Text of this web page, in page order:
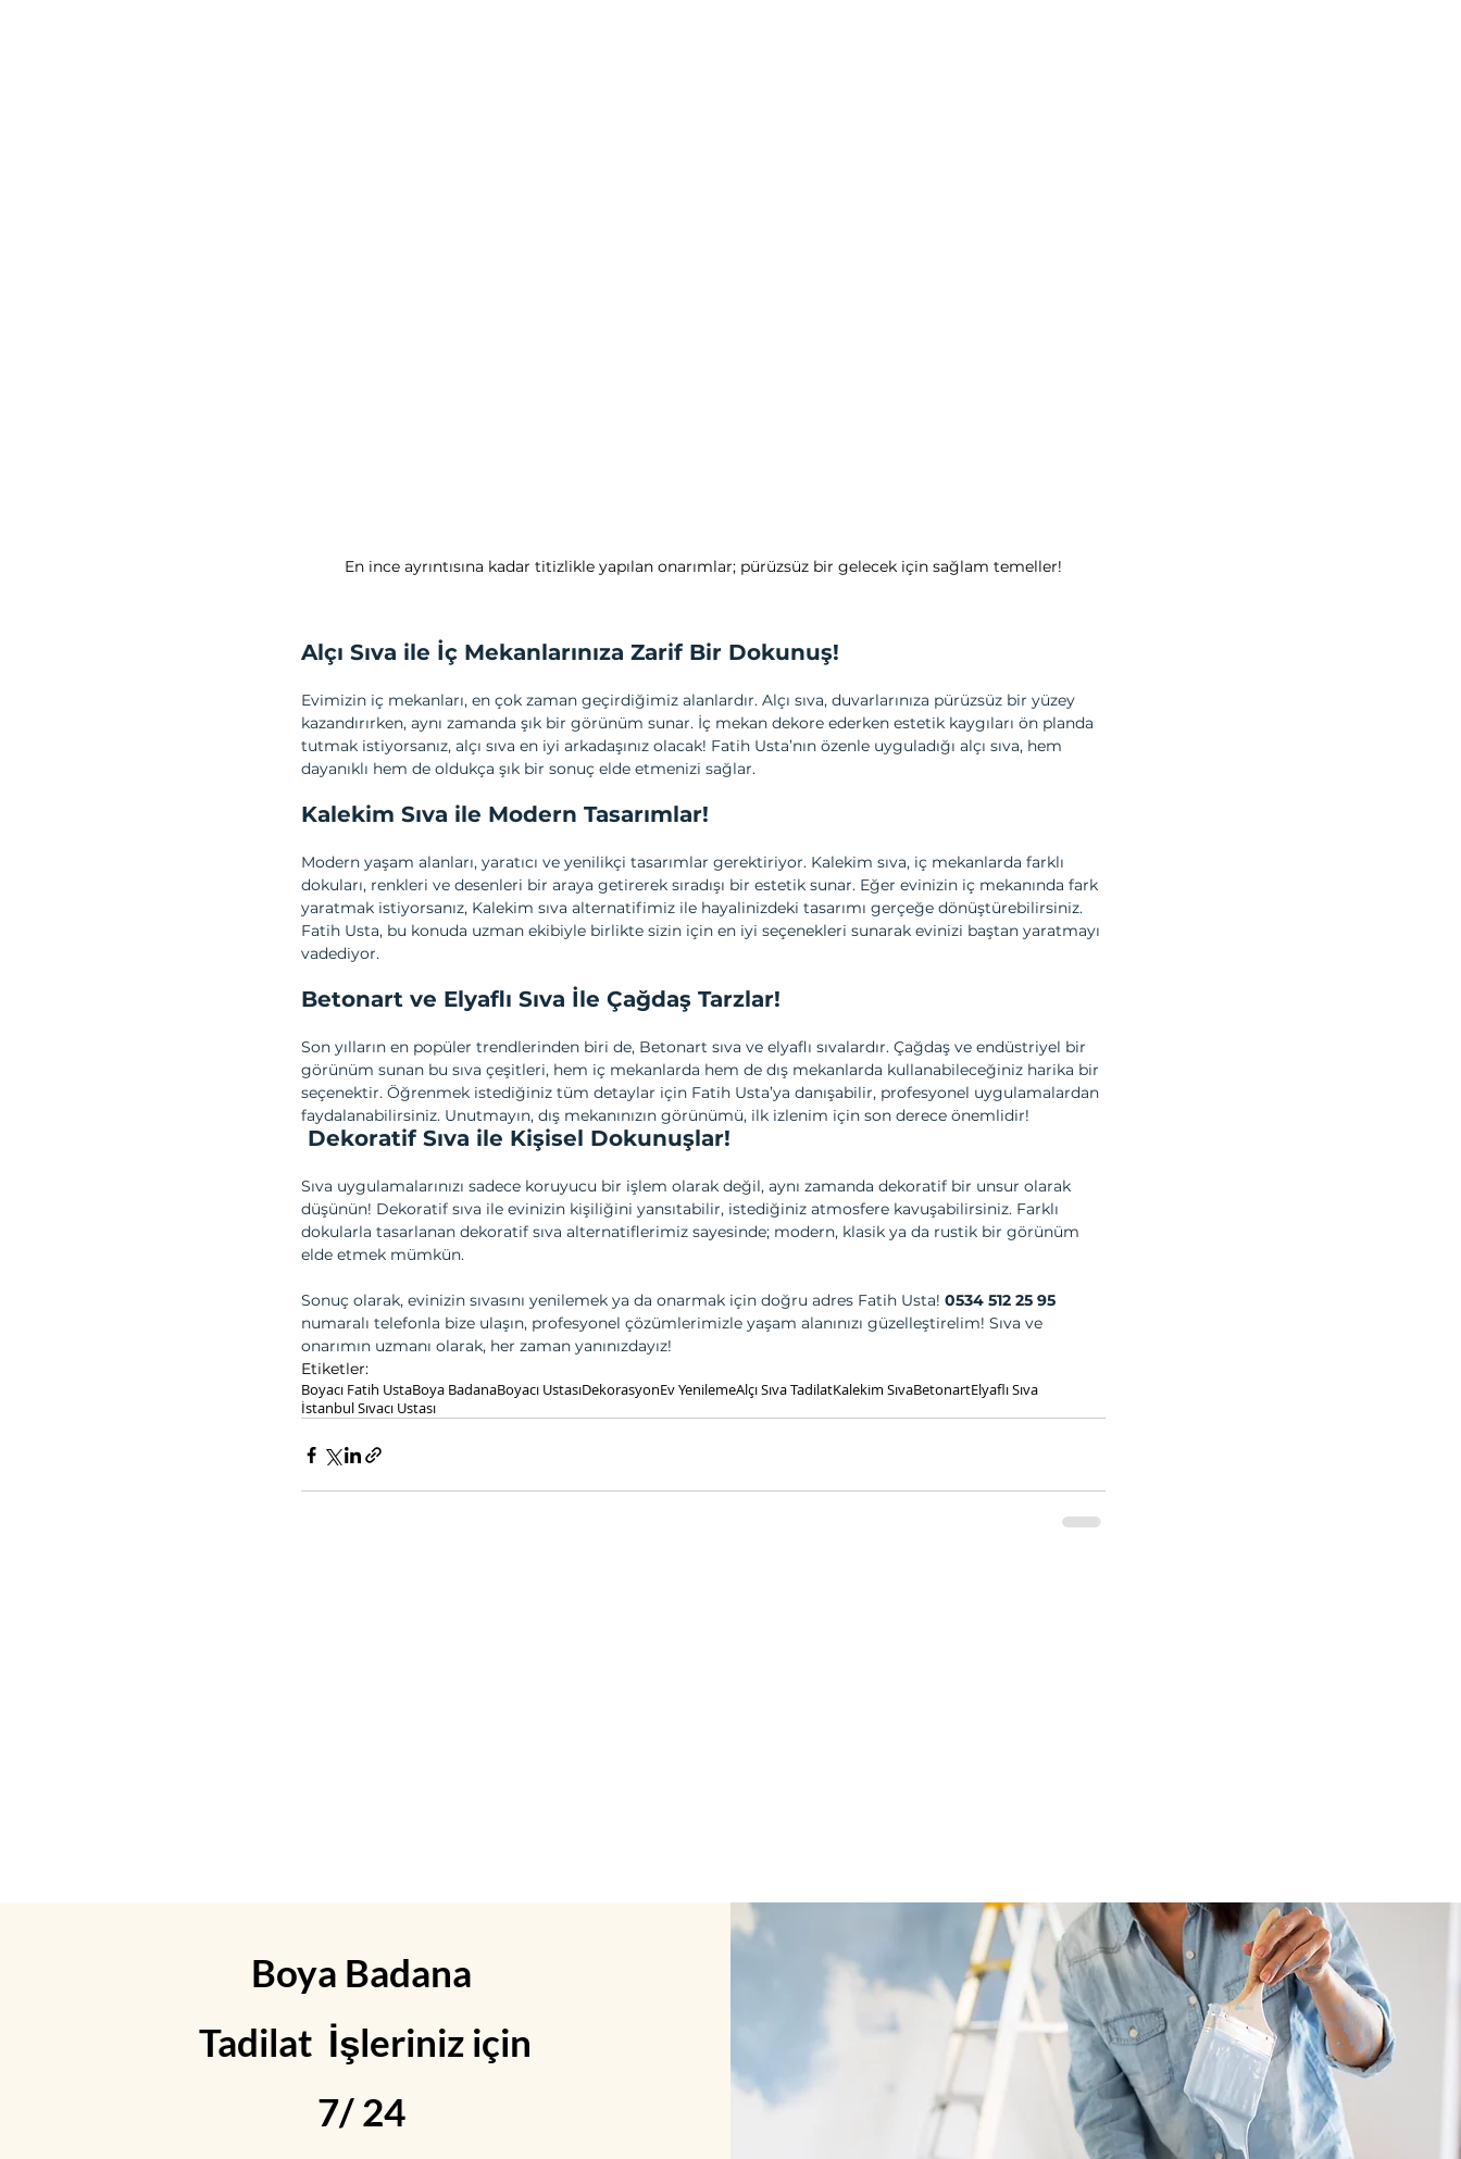
En ince ayrıntısına kadar titizlikle yapılan onarımlar; pürüzsüz bir gelecek için sağlam temeller!
Alçı Sıva ile İç Mekanlarınıza Zarif Bir Dokunuş!
Evimizin iç mekanları, en çok zaman geçirdiğimiz alanlardır. Alçı sıva, duvarlarınıza pürüzsüz bir yüzey
kazandırırken, aynı zamanda şık bir görünüm sunar. İç mekan dekore ederken estetik kaygıları ön planda
tutmak istiyorsanız, alçı sıva en iyi arkadaşınız olacak! Fatih Usta’nın özenle uyguladığı alçı sıva, hem
dayanıklı hem de oldukça şık bir sonuç elde etmenizi sağlar.
Kalekim Sıva ile Modern Tasarımlar!
Modern yaşam alanları, yaratıcı ve yenilikçi tasarımlar gerektiriyor. Kalekim sıva, iç mekanlarda farklı
dokuları, renkleri ve desenleri bir araya getirerek sıradışı bir estetik sunar. Eğer evinizin iç mekanında fark
yaratmak istiyorsanız, Kalekim sıva alternatifimiz ile hayalinizdeki tasarımı gerçeğe dönüştürebilirsiniz.
Fatih Usta, bu konuda uzman ekibiyle birlikte sizin için en iyi seçenekleri sunarak evinizi baştan yaratmayı
vadediyor.
Betonart ve Elyaflı Sıva İle Çağdaş Tarzlar!
Son yılların en popüler trendlerinden biri de, Betonart sıva ve elyaflı sıvalardır. Çağdaş ve endüstriyel bir
görünüm sunan bu sıva çeşitleri, hem iç mekanlarda hem de dış mekanlarda kullanabileceğiniz harika bir
seçenektir. Öğrenmek istediğiniz tüm detaylar için Fatih Usta’ya danışabilir, profesyonel uygulamalardan
faydalanabilirsiniz. Unutmayın, dış mekanınızın görünümü, ilk izlenim için son derece önemlidir!
Dekoratif Sıva ile Kişisel Dokunuşlar!
Sıva uygulamalarınızı sadece koruyucu bir işlem olarak değil, aynı zamanda dekoratif bir unsur olarak
düşünün! Dekoratif sıva ile evinizin kişiliğini yansıtabilir, istediğiniz atmosfere kavuşabilirsiniz. Farklı
dokularla tasarlanan dekoratif sıva alternatiflerimiz sayesinde; modern, klasik ya da rustik bir görünüm
elde etmek mümkün.
Sonuç olarak, evinizin sıvasını yenilemek ya da onarmak için doğru adres Fatih Usta! 0534 512 25 95
numaralı telefonla bize ulaşın, profesyonel çözümlerimizle yaşam alanınızı güzelleştirelim! Sıva ve
onarımın uzmanı olarak, her zaman yanınızdayız!
Etiketler:
Boyacı Fatih UstaBoya BadanaBoyacı UstasıDekorasyonEv YenilemeAlçı Sıva TadilatKalekim SıvaBetonartElyaflı Sıva
İstanbul Sıvacı Ustası
Pürüzsüz ve Dayanıklı Sıva
Profesyonel Usta iş Birliği İle
Hayallerinizi Gerçeğe Dünüştürün
Boya Badana
Tadilat İşleriniz için
7/ 24